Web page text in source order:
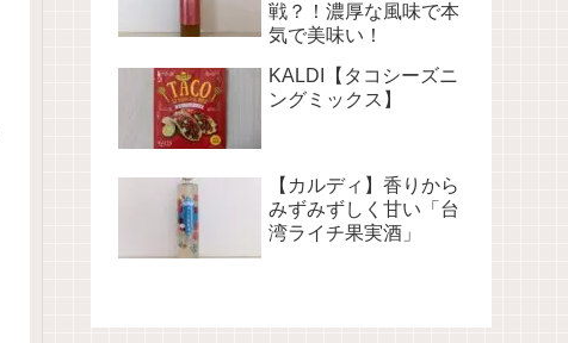
戦？！濃厚な風味で本
気で美味い！
KALDI【タコシーズニ
ングミックス】
【カルディ】香りから
みずみずしく甘い「台
湾ライチ果実酒」